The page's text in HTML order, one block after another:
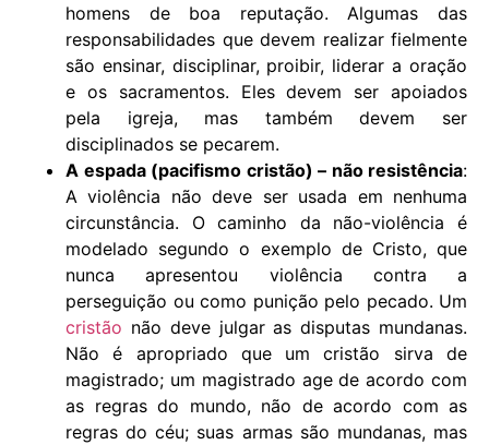
homens de boa reputação. Algumas das
responsabilidades que devem realizar fielmente
são ensinar, disciplinar, proibir, liderar a oração
e os sacramentos. Eles devem ser apoiados
pela igreja, mas também devem ser
disciplinados se pecarem.
A espada (pacifismo cristão) – não resistência:
A violência não deve ser usada em nenhuma
circunstância. O caminho da não-violência é
modelado segundo o exemplo de Cristo, que
nunca apresentou violência contra a
perseguição ou como punição pelo pecado. Um
cristão não deve julgar as disputas mundanas.
Não é apropriado que um cristão sirva de
magistrado; um magistrado age de acordo com
as regras do mundo, não de acordo com as
regras do céu; suas armas são mundanas, mas